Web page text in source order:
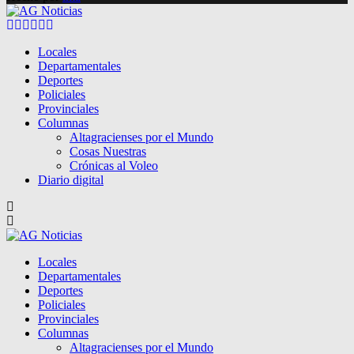
Facebook
Twitter
Instagram
Pinterest
Google
Locales
Departamentales
Deportes
Policiales
Provinciales
Columnas
Altagracienses por el Mundo
Cosas Nuestras
Crónicas al Voleo
Diario digital
Locales
Departamentales
Deportes
Policiales
Provinciales
Columnas
Altagracienses por el Mundo